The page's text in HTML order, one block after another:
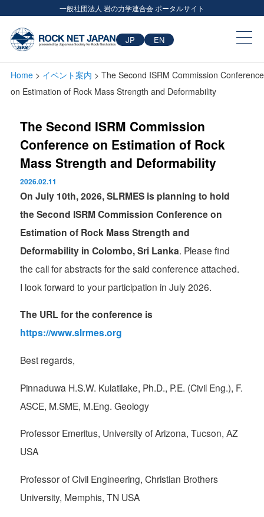
一般社団法人 岩の力学連合会 ポータルサイト
JP EN
Home > イベント案内 > The Second ISRM Commission Conference
on Estimation of Rock Mass Strength and Deformability
The Second ISRM Commission
Conference on Estimation of Rock
Mass Strength and Deformability
2026.02.11
On July 10th, 2026, SLRMES is planning to hold
the Second ISRM Commission Conference on
Estimation of Rock Mass Strength and
Deformability in Colombo, Sri Lanka. Please find
the call for abstracts for the said conference attached.
I look forward to your participation in July 2026.
The URL for the conference is
https://www.slrmes.org
Best regards,
Pinnaduwa H.S.W. Kulatilake, Ph.D., P.E. (Civil Eng.), F.
ASCE, M.SME, M.Eng. Geology
Professor Emeritus, University of Arizona, Tucson, AZ
USA
Professor of Civil Engineering, Christian Brothers
University, Memphis, TN USA